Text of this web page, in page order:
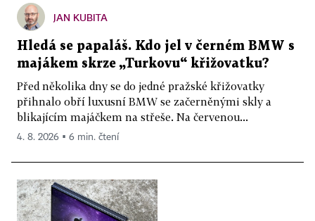
JAN KUBITA
Hledá se papaláš. Kdo jel v černém BMW s
majákem skrze „Turkovu“ křižovatku?
Před několika dny se do jedné pražské křižovatky
přihnalo obří luxusní BMW se začerněnými skly a
blikajícím majáčkem na střeše. Na červenou...
4. 8. 2026 ▪ 6 min. čtení